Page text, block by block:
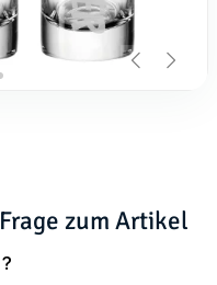
Frage zum Artikel